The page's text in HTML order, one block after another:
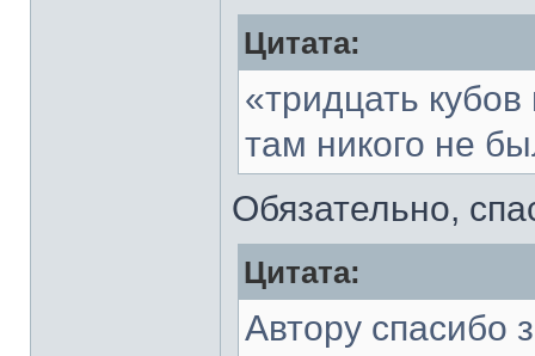
Цитата:
«тридцать
там никого не
Обязательно,
Цитата:
Автору спасибо